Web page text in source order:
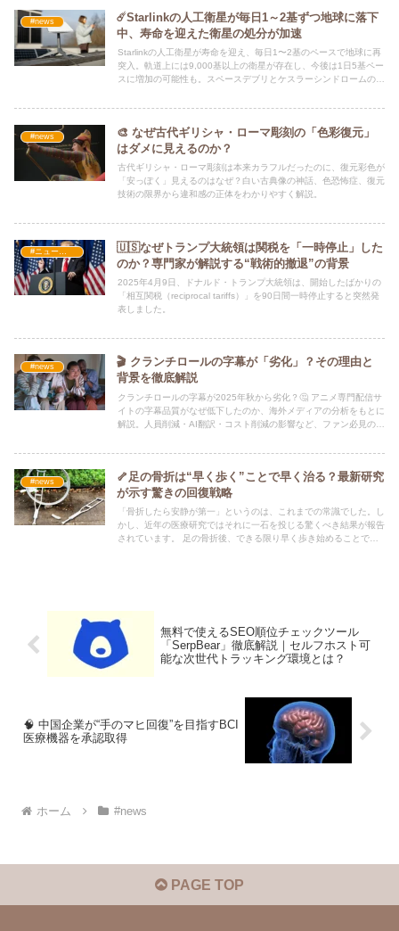
#news
☄️Starlinkの人工衛星が毎日1～2基ずつ地球に落下
中、寿命を迎えた衛星の処分が加速
Starlinkの人工衛星が寿命を迎え、毎日1〜2基のペースで地球に再
突入。軌道上には9,000基以上の衛星が存在し、今後は1日5基ペー
スに増加の可能性も。スペースデブリとケスラーシンドロームの懸
#news
🎨 なぜ古代ギリシャ・ローマ彫刻の「色彩復元」
はダメに見えるのか？
古代ギリシャ・ローマ彫刻は本来カラフルだったのに、復元彩色が
「安っぽく」見えるのはなぜ？白い古典像の神話、色恐怖症、復元
技術の限界から違和感の正体をわかりやすく解説。
🇺🇸なぜトランプ大統領は関税を「一時停止」した
のか？専門家が解説する“戦術的撤退”の背景
2025年4月9日、ドナルド・トランプ大統領は、開始したばかりの
「相互関税（reciprocal tariffs）」を90日間一時停止すると突然発
表しました。
#news
🎬 クランチロールの字幕が「劣化」？その理由と
背景を徹底解説
クランチロールの字幕が2025年秋から劣化？🤔 アニメ専門配信サ
イトの字幕品質がなぜ低下したのか、海外メディアの分析をもとに
解説。人員削減・AI翻訳・コスト削減の影響など、ファン必見の内
#news
🦴足の骨折は“早く歩く”ことで早く治る？最新研究
が示す驚きの回復戦略
「骨折したら安静が第一」というのは、これまでの常識でした。し
かし、近年の医療研究ではそれに一石を投じる驚くべき結果が報告
されています。 足の骨折後、できる限り早く歩き始めることで、
無料で使えるSEO順位チェックツール
「SerpBear」徹底解説｜セルフホスト可
能な次世代トラッキング環境とは？
🧠 中国企業が“手のマヒ回復”を目指すBCI
医療機器を承認取得
ホーム #news
PAGE TOP